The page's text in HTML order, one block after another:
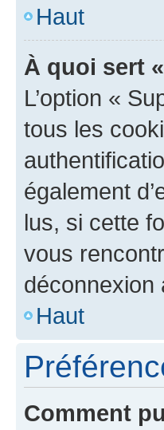
Haut
À quoi sert
L’option «
tous les
également
lus, si cette
vous
déconnexion
Haut
Comment